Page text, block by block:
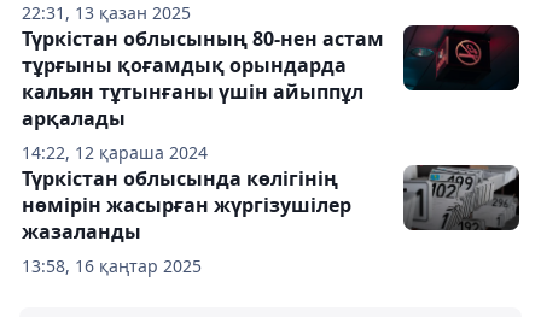
22:31, 13 қазан 2025
14:22, 12 қараша 2024
Түркістан облысының 80-нен астам
тұрғыны қоғамдық орындарда
кальян тұтынғаны үшін айыппұл
арқалады
13:58, 16 қаңтар 2025
Түркістан облысында көлігінің
нөмірін жасырған жүргізушілер
жазаланды